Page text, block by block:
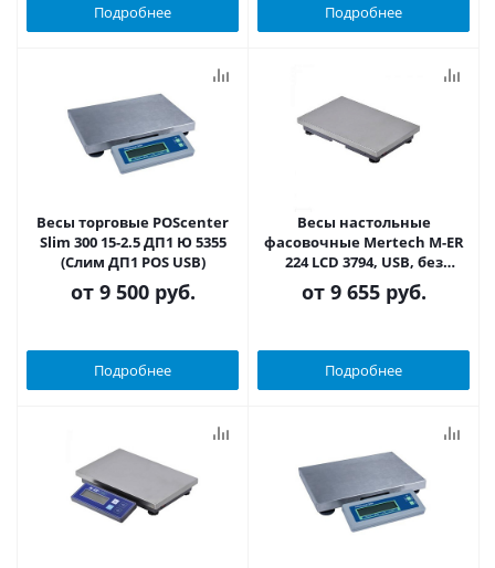
Подробнее Подробнее
Весы торговые POScenter
Slim 300 15-2.5 ДП1 Ю 5355
(Слим ДП1 POS USB)
от 9 500 руб.
Подробнее
Весы настольные
фасовочные Mertech M-ER
224 LCD 3794, USB, без
дисплея, без АКБ
от 9 655 руб.
Подробнее